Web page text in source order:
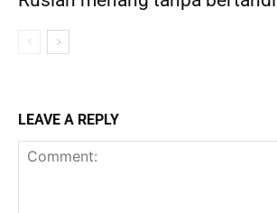
LEAVE A REPLY